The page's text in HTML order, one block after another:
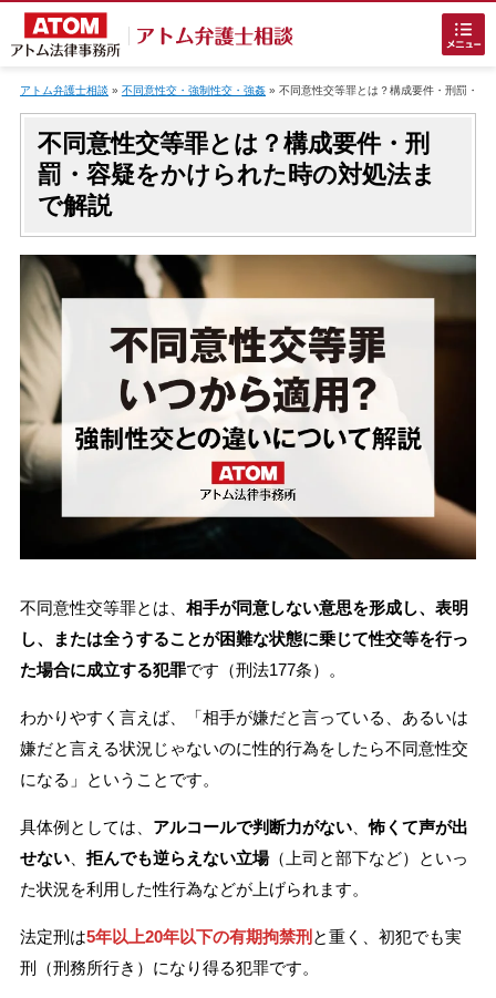
ホームに戻る
刑事事件でお困りの方
刑事事件の無料相談
接見・面会を弁護士に依頼
アトムについて 知りたい方
弁護士紹介
弁護士費用
アクセス
解決実績
ご依頼者からのお手紙
アトム弁護士相談 » 不同意性交・強制性交・強姦» 不同意性交等罪とは？構成要件・刑罰・容
不同意性交等罪とは？構成要件・刑
罰・容疑をかけられた時の対処法ま
で解説
不同意性交等罪とは、 相手が同意しない意思を形成し、表明
し、または全うすることが困難な状態に乗じて性交等を行っ
た場合に成立する犯罪です（刑法177条）。
わかりやすく言えば、「相手が嫌だと言っている、あるいは
嫌だと言える状況じゃないのに性的行為をしたら不同意性交
になる」ということです。
具体例としては、 アルコールで判断力がない、怖くて声が出
せない、 拒んでも逆らえない立場（上司と部下など）といっ
た状況を利用した性行為などが上げられます。
法定刑は5年以上20年以下の有期拘禁刑 と重く、初犯でも実
刑（刑務所行き）になり得る犯罪です。